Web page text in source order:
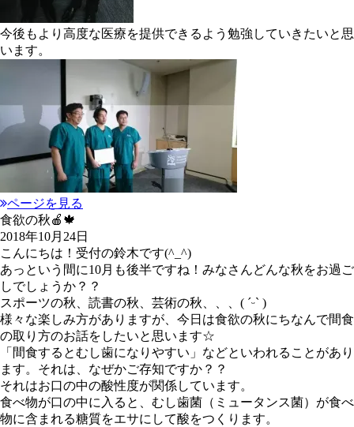
今後もより高度な医療を提供できるよう勉強していきたいと思
います。
ページを見る
食欲の秋🍎🍁
2018年10月24日
こんにちは！受付の鈴木です(^_^)
あっという間に10月も後半ですね！みなさんどんな秋をお過ご
しでしょうか？？
スポーツの秋、読書の秋、芸術の秋、、、( ˊᵕˋ )
様々な楽しみ方がありますが、今日は食欲の秋にちなんで間食
の取り方のお話をしたいと思います☆
「間食するとむし歯になりやすい」などといわれることがあり
ます。それは、なぜかご存知ですか？？
それはお口の中の酸性度が関係しています。
食べ物が口の中に入ると、むし歯菌（ミュータンス菌）が食べ
物に含まれる糖質をエサにして酸をつくります。